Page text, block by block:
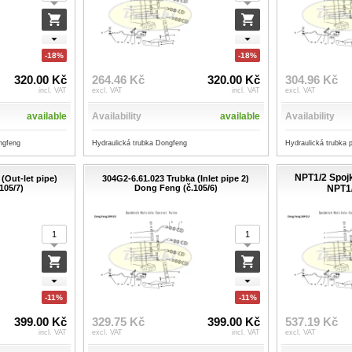
-18%
320.00 Kč
incl. VAT
available
-18%
264.46 Kč
excl. VAT
320.00 Kč
incl. VAT
Availability available
Hydraulická trubka Dongfeng
304.96 Kč
excl. VAT
Availability
Hydraulická trubka
(Out-let pipe)
7)
-11%
399.00 Kč
incl. VAT
304G2-6.61.023 Trubka (Inlet pipe 2)
Dong Feng (č.105/6)
-11%
329.75 Kč
excl. VAT
399.00 Kč
incl. VAT
NPT1/2
537.19 Kč
excl. VAT